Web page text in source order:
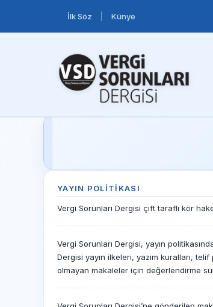
İlk Söz Künye
YAYIN POLITIKASI
Vergi Sorunları Dergisi çift taraflı kör
Vergi Sorunları Dergisi, yayın
Dergisi yayın ilkeleri, yazım kuralları,
olmayan makaleler için değerlendirme